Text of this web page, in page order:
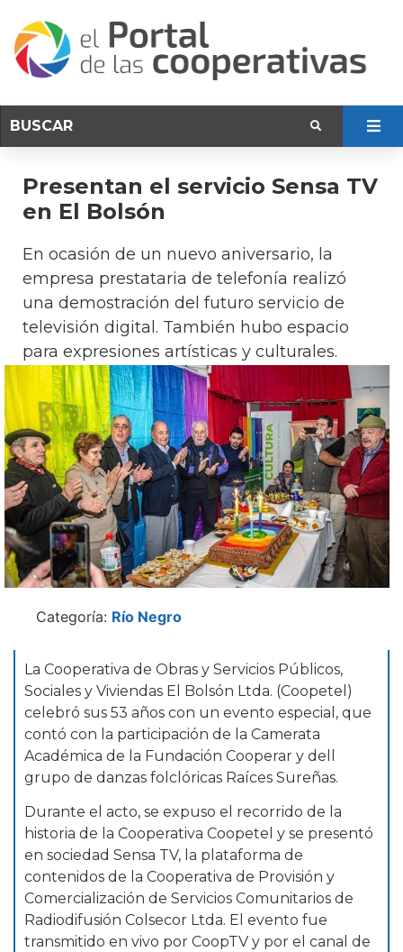
Presentan el servicio Sensa TV
en El Bolsón
En ocasión de un nuevo aniversario, la
empresa prestataria de telefonía realizó
una demostración del futuro servicio de
televisión digital. También hubo espacio
para expresiones artísticas y culturales.
Categoría: Río Negro
La Cooperativa de Obras y Servicios Públicos,
Sociales y Viviendas El Bolsón Ltda. (Coopetel)
celebró sus 53 años con un evento especial, que
contó con la participación de la Camerata
Académica de la Fundación Cooperar y dell
grupo de danzas folclóricas Raíces Sureñas.
Durante el acto, se expuso el recorrido de la
historia de la Cooperativa Coopetel y se presentó
en sociedad Sensa TV, la plataforma de
contenidos de la Cooperativa de Provisión y
Comercialización de Servicios Comunitarios de
Radiodifusión Colsecor Ltda. El evento fue
transmitido en vivo por CoopTV y por el canal de